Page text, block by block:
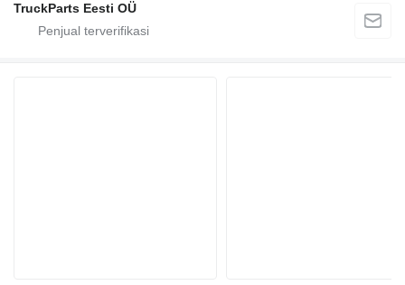
TruckParts Eesti OÜ